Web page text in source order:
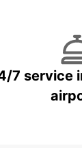
7 service